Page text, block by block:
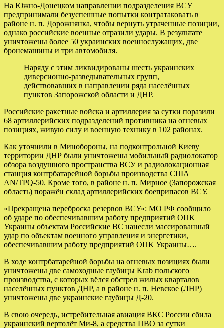
На Южно-Донецком направлении подразделения ВСУ
предпринимали безуспешные попытки контратаковать в
районе н. п. Дорожнянка, чтобы вернуть утраченные позиции,
однако российские военные отразили удары. В результате
уничтожены более 50 украинских военнослужащих, две
бронемашины и три автомобиля.
Наряду с этим ликвидированы шесть украинских
диверсионно-разведывательных групп,
действовавших в направлении ряда населённых
пунктов Запорожской области и ДНР.
Российские ракетные войска и артиллерия за сутки поразили
68 артиллерийских подразделений противника на огневых
позициях, живую силу и военную технику в 102 районах.
Как уточнили в Минобороны, на подконтрольной Киеву
территории ДНР были уничтожены мобильный радиолокатор
обзора воздушного пространства ВСУ и радиолокационная
станция контрбатарейной борьбы производства США
АN/TPQ-50. Кроме того, в районе н. п. Мирное (Запорожская
область) поражён склад артиллерийских боеприпасов ВСУ.
«Прекращена переброска резервов ВСУ»: МО РФ сообщило
об ударе по обеспечивавшим работу предприятий ОПК
Украины объектам Российские ВС нанесли массированный
удар по объектам военного управления и энергетики,
обеспечивавшим работу предприятий ОПК Украины….
В ходе контрбатарейной борьбы на огневых позициях были
уничтожены две самоходные гаубицы Krab польского
производства, с которых вёлся обстрел жилых кварталов
населённых пунктов ДНР, а в районе н. п. Невское (ЛНР)
уничтожены две украинские гаубицы Д-20.
В свою очередь, истребительная авиация ВКС России сбила
украинский вертолёт Ми-8, а средства ПВО за сутки